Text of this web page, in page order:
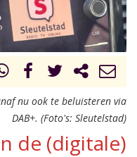
nu ook te beluisteren via
DAB+. (Foto's: Sleutelstad)
de (digitale)